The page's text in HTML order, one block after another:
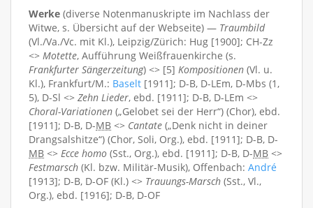
Werke (diverse Notenmanuskripte im Nachlass der
Witwe, s. Übersicht auf der Webseite) — Traumbild
(Vl./Va./Vc. mit Kl.), Leipzig/Zürich: Hug [1900]; CH-Zz
<> Motette, Aufführung Weißfrauenkirche (s.
Frankfurter Sängerzeitung) <> [5] Kompositionen (Vl. u.
Kl.), Frankfurt/M.: Baselt [1911]; D-B, D-LEm, D-Mbs (1,
5), D-Sl <> Zehn Lieder, ebd. [1911]; D-B, D-LEm <>
Choral-Variationen („Gelobet sei der Herr“) (Chor), ebd.
[1911]; D-B, D-MB <> Cantate („Denk nicht in deiner
Drangsalshitze“) (Chor, Soli, Org.), ebd. [1911]; D-B, D-
MB <> Ecce homo (Sst., Org.), ebd. [1911]; D-B, D-MB <>
Festmarsch (Kl. bzw. Militär-Musik), Offenbach: André
[1913]; D-B, D-OF (Kl.) <> Trauungs-Marsch (Sst., Vl.,
Org.), ebd. [1916]; D-B, D-OF